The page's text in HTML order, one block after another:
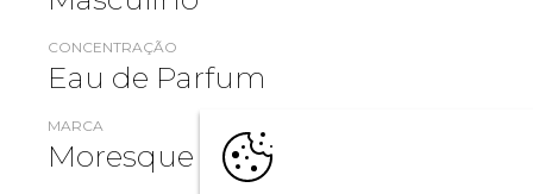
CONCENTRAÇÃO
Eau de Parfum
MARCA
Moresque